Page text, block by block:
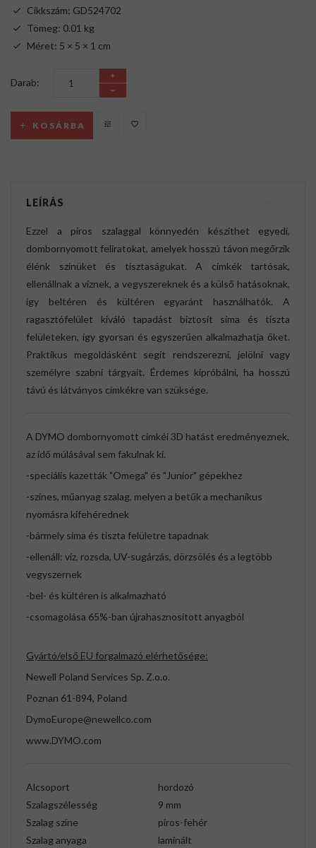
Cikkszám: GD524702
Tömeg: 0.01 kg
Méret: 5 × 5 × 1 cm
Darab:
KOSÁRBA
LEÍRÁS
Ezzel a piros szalaggal könnyedén készíthet egyedi,
dombornyomott feliratokat, amelyek hosszú távon megőrzik
élénk színüket és tisztaságukat. A címkék tartósak,
ellenállnak a víznek, a vegyszereknek és a külső hatásoknak,
így beltéren és kültéren egyaránt használhatók. A
ragasztófelület kiváló tapadást biztosít sima és tiszta
felületeken, így gyorsan és egyszerűen alkalmazhatja őket.
Praktikus megoldásként segít rendszerezni, jelölni vagy
személyre szabni tárgyait. Érdemes kipróbálni, ha hosszú
távú és látványos címkékre van szüksége.
A DYMO dombornyomott címkéi 3D hatást eredményeznek,
az idő múlásával sem fakulnak ki.
-speciális kazetták "Omega" és "Junior" gépekhez
-színes, műanyag szalag, melyen a betűk a mechanikus
nyomásra kifehérednek
-bármely sima és tiszta felületre tapadnak
-ellenáll: víz, rozsda, UV-sugárzás, dörzsölés és a legtöbb
vegyszernek
-bel- és kültéren is alkalmazható
-csomagolása 65%-ban újrahasznosított anyagból
Gyártó/első EU forgalmazó elérhetősége:
Newell Poland Services Sp. Z.o.o.
Poznan 61-894, Poland
DymoEurope@newellco.com
www.DYMO.com
Alcsoport
hordozó
Szalagszélesség
9 mm
Szalag színe
piros-fehér
Szalag anyaga
laminált